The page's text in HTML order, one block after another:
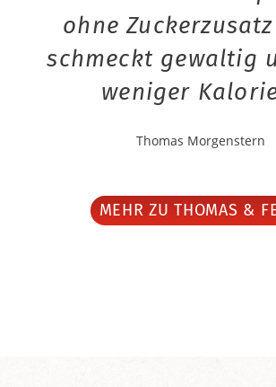
ohne
schmeckt gewaltig
weniger
Thomas Morgenstern
MEHR ZU THOMAS &